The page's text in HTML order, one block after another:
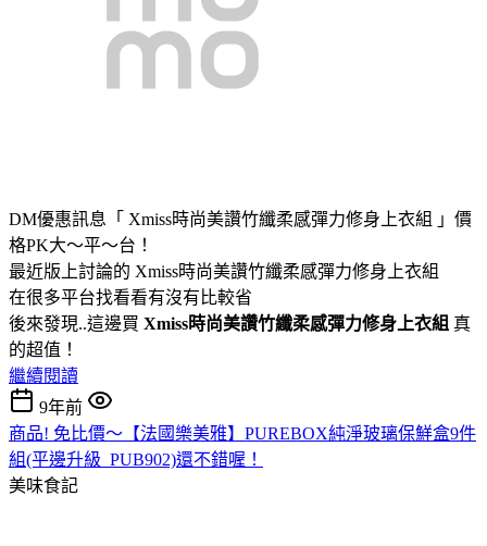
DM優惠訊息「 Xmiss時尚美讚竹纖柔感彈力修身上衣組 」價
格PK大～平～台！
最近版上討論的 Xmiss時尚美讚竹纖柔感彈力修身上衣組
在很多平台找看看有沒有比較省
後來發現..這邊買 Xmiss時尚美讚竹纖柔感彈力修身上衣組 真
的超值！
繼續閱讀
9年前
商品! 免比價～【法國樂美雅】PUREBOX純淨玻璃保鮮盒9件
組(平邊升級_PUB902)還不錯喔！
美味食記